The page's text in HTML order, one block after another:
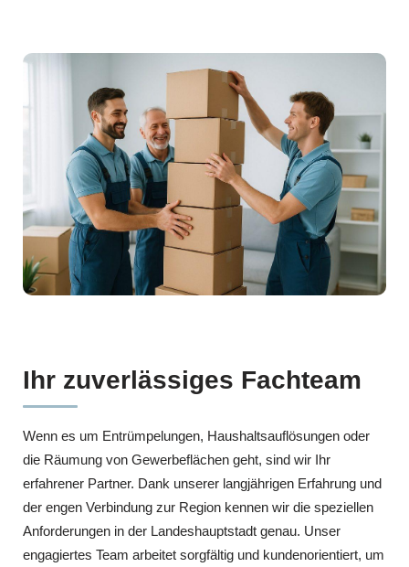
Ihr zuverlässiges Fachteam
Wenn es um Entrümpelungen, Haushaltsauflösungen oder
die Räumung von Gewerbeflächen geht, sind wir Ihr
erfahrener Partner. Dank unserer langjährigen Erfahrung und
der engen Verbindung zur Region kennen wir die speziellen
Anforderungen in der Landeshauptstadt genau. Unser
engagiertes Team arbeitet sorgfältig und kundenorientiert, um